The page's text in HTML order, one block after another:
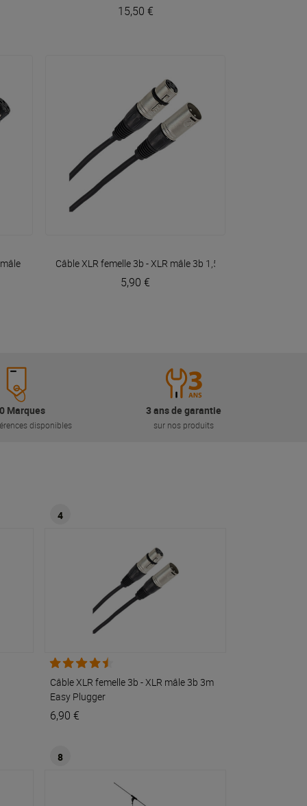
15,50 €
3b 3m Easy PluggerVOIR EN DÉTAIL
Câble XLR femelle 3b - XLR mâle 3b 1,50m Easy
5,90 €
Marques
disponibles
3 ans de garantie
sur nos produits
4
Câble XLR femelle 3b - XLR mâle 3b 3m
Easy Plugger
6,90 €
8